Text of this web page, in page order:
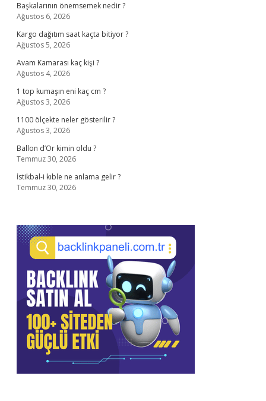
Başkalarının önemsemek nedir ?
Ağustos 6, 2026
Kargo dağıtım saat kaçta bitiyor ?
Ağustos 5, 2026
Avam Kamarası kaç kişi ?
Ağustos 4, 2026
1 top kumaşın eni kaç cm ?
Ağustos 3, 2026
1100 ölçekte neler gösterilir ?
Ağustos 3, 2026
Ballon d’Or kimin oldu ?
Temmuz 30, 2026
İstikbal-i kıble ne anlama gelir ?
Temmuz 30, 2026